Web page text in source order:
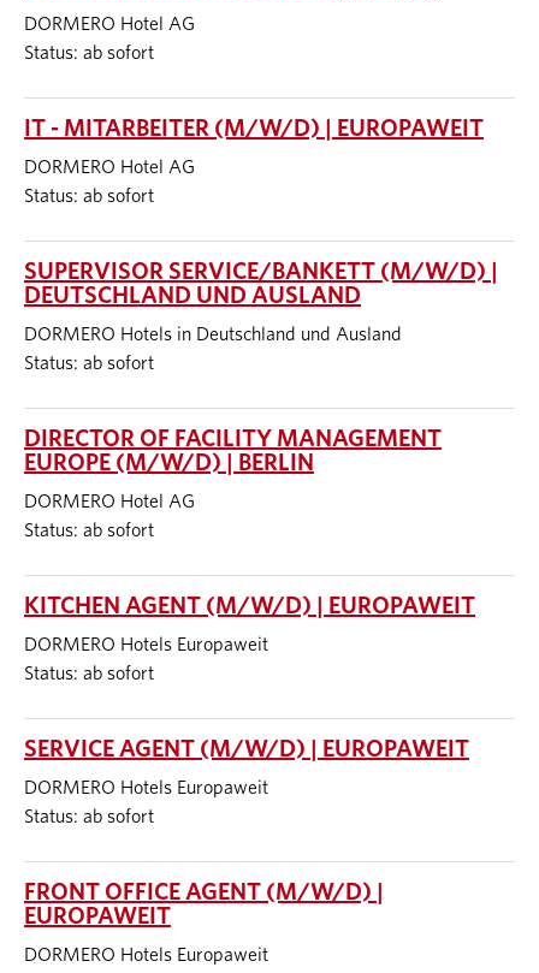
DORMERO Hotel AG
Status: ab sofort
IT - MITARBEITER (M/W/D) | EUROPAWEIT
DORMERO Hotel AG
Status: ab sofort
SUPERVISOR SERVICE/BANKETT (M/W/D) |
DEUTSCHLAND UND AUSLAND
DORMERO Hotels in Deutschland und Ausland
Status: ab sofort
DIRECTOR OF FACILITY MANAGEMENT
EUROPE (M/W/D) | BERLIN
DORMERO Hotel AG
Status: ab sofort
KITCHEN AGENT (M/W/D) | EUROPAWEIT
DORMERO Hotels Europaweit
Status: ab sofort
SERVICE AGENT (M/W/D) | EUROPAWEIT
DORMERO Hotels Europaweit
Status: ab sofort
FRONT OFFICE AGENT (M/W/D) |
EUROPAWEIT
DORMERO Hotels Europaweit